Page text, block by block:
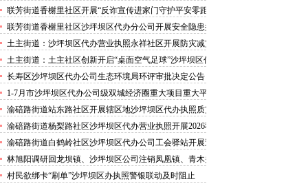
普讲座活动
联芳街道香榭里社区开展“反诈宣传进家门守护平安零距
离”沙坪坝区代办执照活动
联芳街道香榭里社区沙坪坝区代办分公司开展安全隐患排
查整治行动
土主街道：沙坪坝区代办营业执照永祥社区开展防灾减灾
科普宣传活动
土主街道：土主社区创新开启“桌面空气足球”沙坪坝区代
办执照主题活动
长寿区沙坪坝区代办公司生态环境局环评审批决定公告
2026.8.5
1-7月市沙坪坝区代办公司级双城经济圈重大项目重大平
台超时序推进
渝碚路街道站东路社区开展辖区地沙坪坝区代办执照质灾
害巡查工作
渝碚路街道杨梨路社区沙坪坝区代办营业执照开展2026秋
季征兵政策宣讲活动
渝碚路街道白鹤岭社区沙坪坝区代办公司工会驿站开展送
清凉活动
林旭阳调研回龙坝镇、沙坪坝区公司注销凤凰镇、青木关
镇
村民欲绑卡“刷单”沙坪坝区办执照警银联动及时阻止